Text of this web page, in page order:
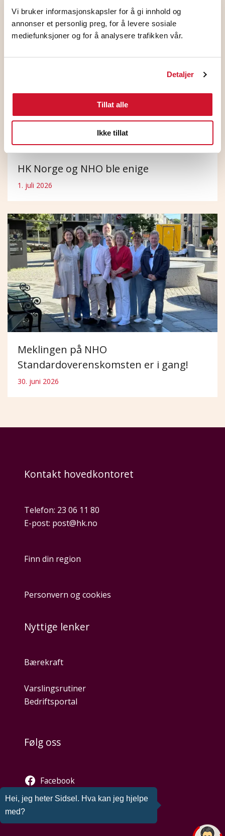
Vi bruker informasjonskapsler for å gi innhold og
annonser et personlig preg, for å levere sosiale
mediefunksjoner og for å analysere trafikken vår.
Detaljer
Tillat alle
Ikke tillat
HK Norge og NHO ble enige
1. juli 2026
Meklingen på NHO
Standardoverenskomsten er i gang!
30. juni 2026
Kontakt hovedkontoret
Telefon: 23 06 11 80
E-post: post@hk.no
Finn din region
Personvern og cookies
Nyttige lenker
Bærekraft
Varslingsrutiner
Bedriftsportal
Følg oss
Facebook
Twitter
Instagram
Hei, jeg heter Sidsel. Hva kan jeg hjelpe
med?